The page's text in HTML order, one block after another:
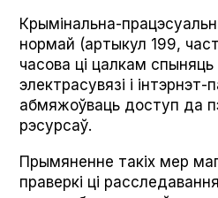
Крымінальна-
нормай (артыкул 199,
часова ці цалкам
электрасувязі і
абмяжоўваць доступ да
рэсурсаў.
Прымяненне такіх мер
праверкі ці